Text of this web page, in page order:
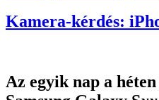
Kamera-kérdés:
Az egyik nap a